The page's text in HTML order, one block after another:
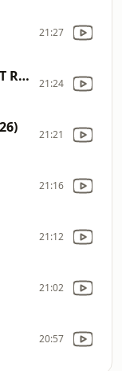
21:27
MIX AMOR SINCERO (EDIT RADIO 2026) 21:24
21:21
21:16
21:12
21:02
20:57